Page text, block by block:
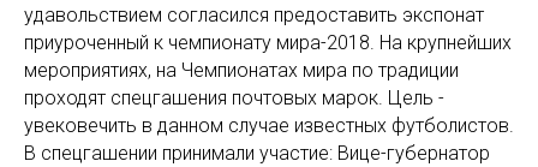
удавольствием согласился предоставить экспонат
приуроченный к чемпионату мира-2018. На крупнейших
мероприятиях, на Чемпионатах мира по традиции
проходят спецгашения почтовых марок. Цель -
увековечить в данном случае известных футболистов.
В спецгашении принимали участие: Вице-губернатор